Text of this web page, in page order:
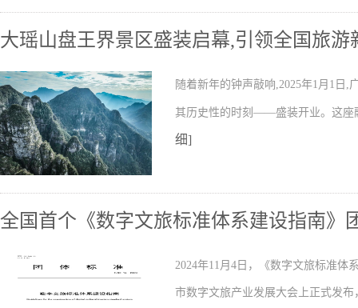
大瑶山盘王界景区盛装启幕,引领全国旅游
随着新年的钟声敲响,2025年1月1日
其历史性的时刻——盛装开业。这座
细]
全国首个《数字文旅标准体系建设指南》
2024年11月4日，《数字文旅标准体
市数字文旅产业发展大会上正式发